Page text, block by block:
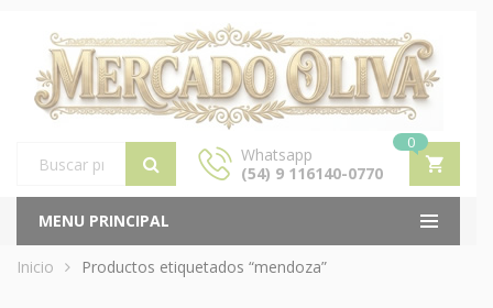
Products
search
Whatsapp
(54) 9 116140-0770
0
MENU PRINCIPAL
Inicio Productos etiquetados “mendoza”